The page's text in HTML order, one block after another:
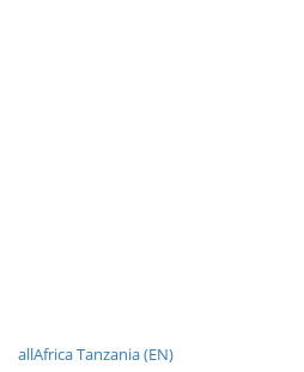
allAfrica Tanzania (EN)